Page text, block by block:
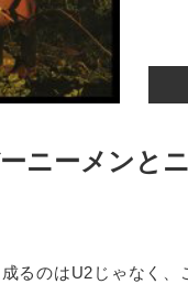
ニーメンと
るのはU2じゃなく、